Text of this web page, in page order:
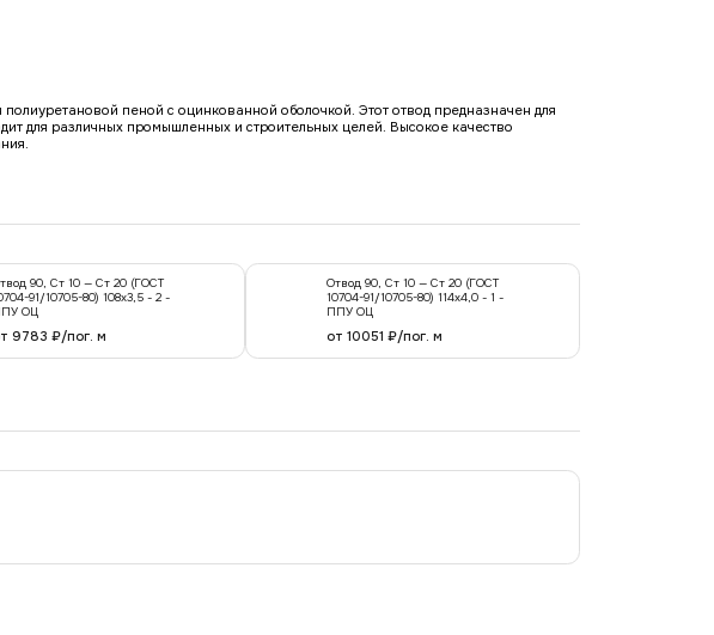
пеной с оцинкованной оболочкой. Этот отвод предназначен для
для различных промышленных и строительных целей. Высокое качество
90, Ст 10 — Ст 20 (ГОСТ
91/10705-80) 108x3,5 - 2 -
ОЦ
9783 ₽/пог. м
Отвод 90, Ст 10 — Ст 20 (ГОСТ
10704-91/10705-80) 114x4,0 - 1 -
ППУ ОЦ
от 10051 ₽/пог. м